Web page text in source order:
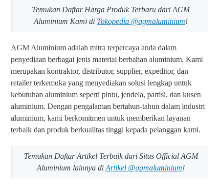
Temukan Daftar Harga Produk Terbaru dari AGM
Aluminium Kami di Tokopedia @agmaluminium!
AGM Aluminium adalah mitra terpercaya anda dalam
penyediaan berbagai jenis material berbahan aluminium. Kami
merupakan kontraktor, distributor, supplier, expeditor, dan
retailer terkemuka yang menyediakan solusi lengkap untuk
kebutuhan aluminium seperti pintu, jendela, partisi, dan kusen
aluminium. Dengan pengalaman bertahun-tahun dalam industri
aluminium, kami berkomitmen untuk memberikan layanan
terbaik dan produk berkualitas tinggi kepada pelanggan kami.
Temukan Daftar Artikel Terbaik dari Situs Official AGM
Aluminium lainnya di Artikel @agmaluminium!